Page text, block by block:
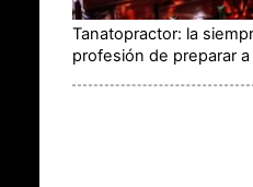
Tanatopractor: la
profesión de preparar